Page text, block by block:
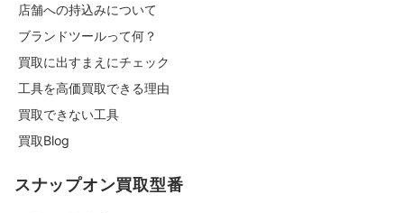
店舗への持込みについて
ブランドツールって何？
買取に出すまえにチェック
工具を高価買取できる理由
買取できない工具
買取Blog
スナップオン買取型番